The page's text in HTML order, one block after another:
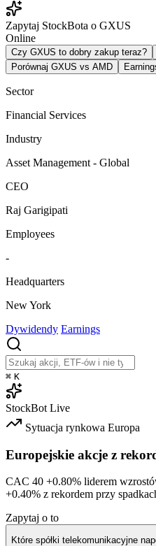
Zapytaj StockBota o GXUS
Online
Czy GXUS to dobry zakup teraz?
Porównaj GXUS vs AMD
Sector
Financial Services
Industry
Asset Management - Global
CEO
Raj Garigipati
Employees
-
Headquarters
New York
Dywidendy Earnings
⌘ K
StockBot Live
Sytuacja rynkowa Europa
Europejskie akcje z
CAC 40 +0.80% liderem
+0.40% z rekordem przy
Zapytaj o to
Które spółki telekomunikacyjne